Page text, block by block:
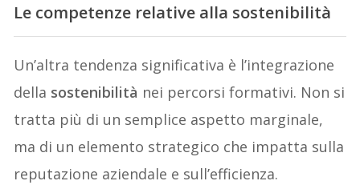
Le competenze relative alla sostenibilità
Un’altra tendenza significativa è l’integrazione
della sostenibilità nei percorsi formativi. Non si
tratta più di un semplice aspetto marginale,
ma di un elemento strategico che impatta sulla
reputazione aziendale e sull’efficienza.